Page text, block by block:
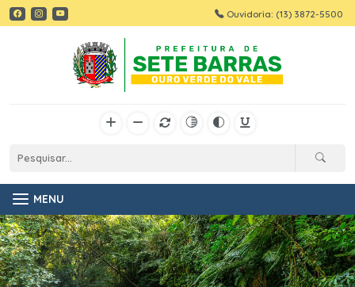
Ouvidoria: (13) 3872-5500
MENU